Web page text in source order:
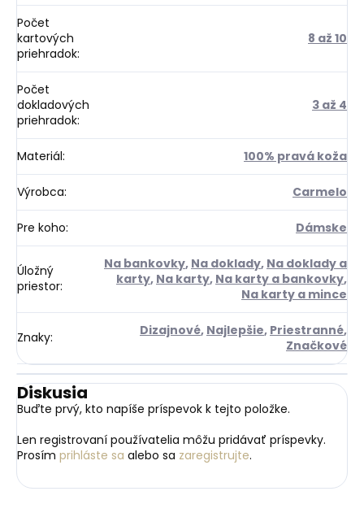
Počet
kartových
priehradok:
8 až 10
Počet
dokladových
priehradok:
3 až 4
Materiál: 100% pravá koža
Výrobca: Carmelo
Pre koho: Dámske
Úložný
priestor:
Na bankovky, Na doklady, Na doklady a
karty, Na karty, Na karty a bankovky,
Na karty a mince
Znaky: Dizajnové, Najlepšie, Priestranné,
Značkové
Diskusia
Buďte prvý, kto napíše príspevok k tejto položke.
Len registrovaní používatelia môžu pridávať príspevky.
Prosím prihláste sa alebo sa zaregistrujte.